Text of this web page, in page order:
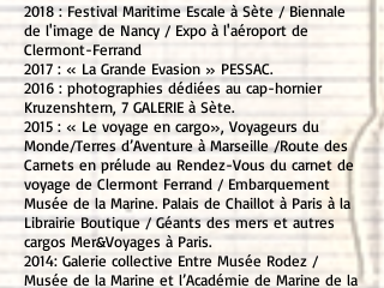
2018 : Festival Maritime Escale à Sète / Biennale
de l'image de Nancy / Expo à l'aéroport de
Clermont-Ferrand
2017 : « La Grande Evasion » PESSAC.
2016 : photographies dédiées au cap-hornier
Kruzenshtern, 7 GALERIE à Sète.
2015 : « Le voyage en cargo», Voyageurs du
Monde/Terres d’Aventure à Marseille /Route des
Carnets en prélude au Rendez-Vous du carnet de
voyage de Clermont Ferrand / Embarquement
Musée de la Marine. Palais de Chaillot à Paris à la
Librairie Boutique / Géants des mers et autres
cargos Mer&Voyages à Paris.
2014: Galerie collective Entre Musée Rodez /
Musée de la Marine et l’Académie de Marine de la